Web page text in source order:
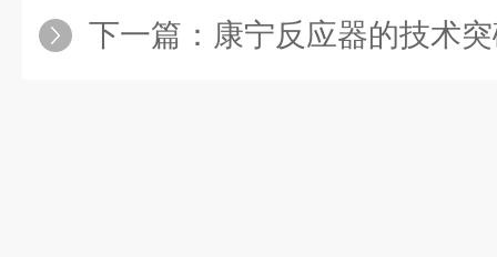
下一篇： 康宁反应器的技术